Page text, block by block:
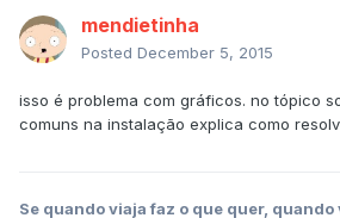
mendietinha
Posted December 5, 2015
isso é problema com gráficos. no tópico
comuns na instalação explica como
Se quando viaja faz o que quer, quando